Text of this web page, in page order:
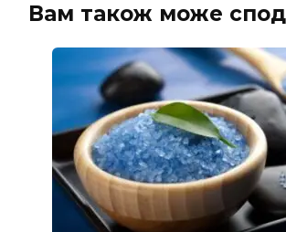
Вам також може